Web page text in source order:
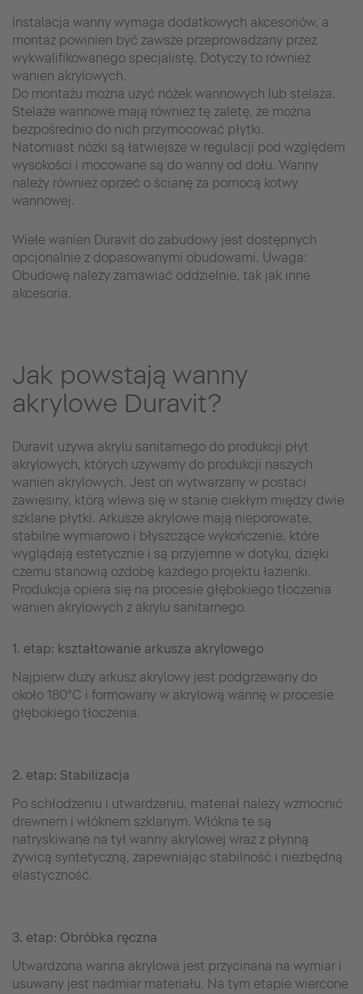
Instalacja wanny wymaga dodatkowych akcesoriów, a
montaż powinien być zawsze przeprowadzany przez
wykwalifikowanego specjalistę. Dotyczy to również
wanien akrylowych.
Do montażu można użyć nóżek wannowych lub stelaża.
Stelaże wannowe mają również tę zaletę, że można
bezpośrednio do nich przymocować płytki.
Natomiast nóżki są łatwiejsze w regulacji pod względem
wysokości i mocowane są do wanny od dołu. Wanny
należy również oprzeć o ścianę za pomocą kotwy
wannowej.
Wiele wanien Duravit do zabudowy jest dostępnych
opcjonalnie z dopasowanymi obudowami. Uwaga:
Obudowę należy zamawiać oddzielnie, tak jak inne
akcesoria.
Jak powstają wanny
akrylowe Duravit?
Duravit używa akrylu sanitarnego do produkcji płyt
akrylowych, których używamy do produkcji naszych
wanien akrylowych. Jest on wytwarzany w postaci
zawiesiny, którą wlewa się w stanie ciekłym między dwie
szklane płytki. Arkusze akrylowe mają nieporowate,
stabilne wymiarowo i błyszczące wykończenie, które
wyglądają estetycznie i są przyjemne w dotyku, dzięki
czemu stanowią ozdobę każdego projektu łazienki.
Produkcja opiera się na procesie głębokiego tłoczenia
wanien akrylowych z akrylu sanitarnego.
1. etap: kształtowanie arkusza akrylowego
Najpierw duży arkusz akrylowy jest podgrzewany do
około 180°C i formowany w akrylową wannę w procesie
głębokiego tłoczenia.
2. etap: Stabilizacja
Po schłodzeniu i utwardzeniu, materiał należy wzmocnić
drewnem i włóknem szklanym. Włókna te są
natryskiwane na tył wanny akrylowej wraz z płynną
żywicą syntetyczną, zapewniając stabilność i niezbędną
elastyczność.
3. etap: Obróbka ręczna
Utwardzona wanna akrylowa jest przycinana na wymiar i
usuwany jest nadmiar materiału. Na tym etapie wiercone